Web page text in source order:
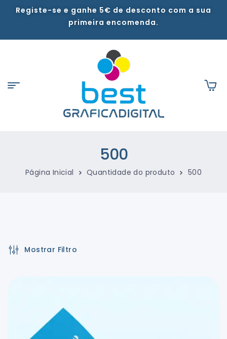
Registe-se e ganhe 5€ de desconto com a sua
primeira encomenda.
500
Página Inicial Quantidade do produto 500
Mostrar Filtro